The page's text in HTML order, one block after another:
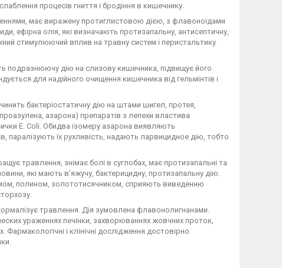
процесів гниття і бродіння в кишечнику.
має виражену протиглистовою дією, з флавоноїдами
ефірна олія, які визначають протизапальну, антисептичну,
стимулюючий вплив на травну систем і перистальтику
подразнюючу дію на слизову кишечника, підвищує його
для надійного очищення кишечника від гельмінтів і
бактеріостатичну дію на штами шигел, протея,
азарона) препаратів з лепехи властива
E. Coli. Обидва ізомеру азарона виявляють
паралізують їх рухливість, надають ларвицидное дію, тобто
травлення, знімає болі в суглобах, має протизапальні та
які мають в'яжучу, бактерицидну, протизапальну дію.
полином, золототисячником, сприяють виведенню
травлення. Дія зумовлена флавонолигнанами.
ураженнях печінки, захворюваннях жовчних проток,
і клінічні дослідження достовірно